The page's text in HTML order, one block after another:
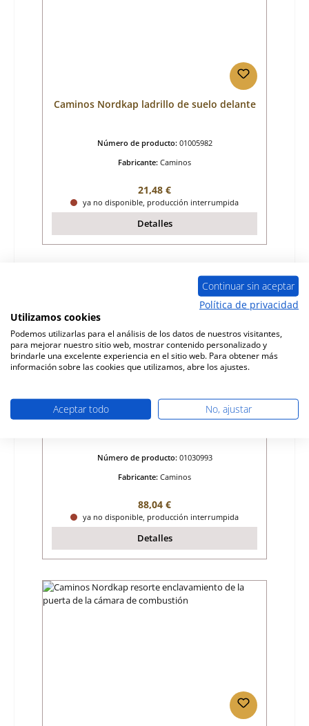
Caminos Nordkap ladrillo de suelo delante
Número de producto: 01005982
Fabricante: Caminos
Precio normal:
21,48 €
ya no disponible, producción interrumpida
Detalles
Caminos Nordkap rejilla de ceniza
Número de producto: 01030993
Fabricante: Caminos
Precio normal:
88,04 €
ya no disponible, producción interrumpida
Detalles
Continuar sin aceptar
Política de privacidad
Utilizamos cookies
Podemos utilizarlas para el análisis de los datos de nuestros visitantes,
para mejorar nuestro sitio web, mostrar contenido personalizado y
brindarle una excelente experiencia en el sitio web. Para obtener más
información sobre las cookies que utilizamos, abre los ajustes.
Aceptar todo No, ajustar